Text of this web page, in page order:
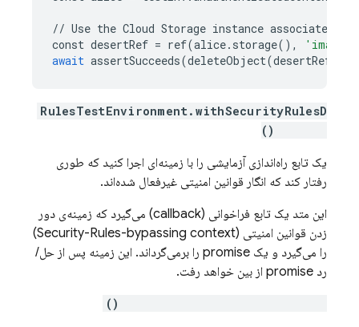
// Use the Cloud Storage instance associated
const desertRef = ref(alice. storage(),
await assertSucceeds(deleteObject(desertRef
RulesTestEnvironment.withSecurityRulesD
یک تابع راه‌اندازی آزمایشی را با زمینه‌ای اجرا کنید که طوری
رفتار کند که انگار قوانین امنیتی غیرفعال شده‌اند.
این متد یک تابع فراخوانی (callback) می‌گیرد که زمینه‌ی دور
زدن قوانین امنیتی (Security-Rules-bypassing context)
را می‌گیرد و یک promise را برمی‌گرداند. این زمینه پس از حل/
رد promise از بین خواهد رفت.